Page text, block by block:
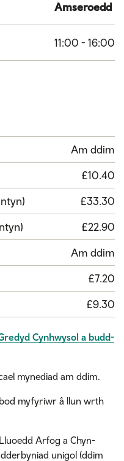
Amseroedd
11:00 - 16:00
Am ddim
£10.40
£33.30
£22.90
Am ddim
£7.20
£9.30
Cynhwysol a budd-
mynediad am ddim.
myfyriwr â llun wrth
Arfog a Chyn-
unigol (ddim